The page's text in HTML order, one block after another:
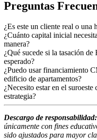
Preguntas
¿Es este un cliente real o una
¿Cuánto capital inicial
manera?
¿Qué sucede si la tasación
esperado?
¿Puedo usar financiamiento
edificio de apartamentos?
¿Necesito estar en el
estrategia?
Descargo de responsabilidad:
únicamente con fines
sido ajustados para mayor